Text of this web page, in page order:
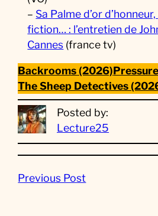
– Sa Palme d’or
fiction… : l’entretien de
Cannes (france tv)
Backrooms (2026)
The Sheep Detectives
Posted by:
Lecture25
Previous Post